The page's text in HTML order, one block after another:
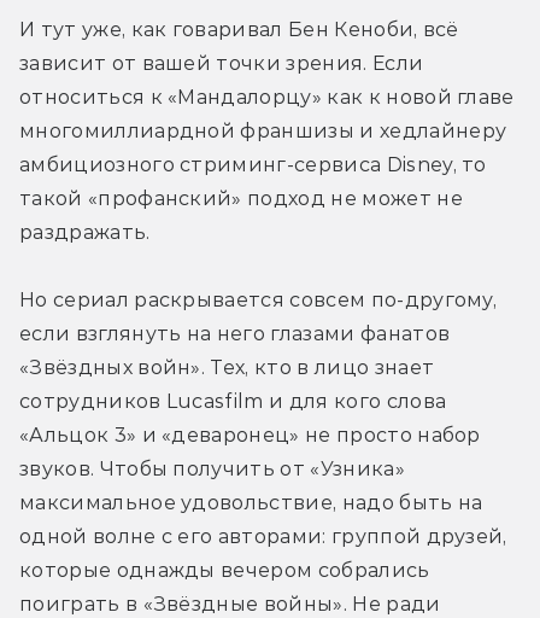
И тут уже, как говаривал Бен Кеноби, всё
зависит от вашей точки зрения. Если
относиться к «Мандалорцу» как к новой главе
многомиллиардной франшизы и хедлайнеру
амбициозного стриминг-сервиса Disney, то
такой «профанский» подход не может не
раздражать.
Но сериал раскрывается совсем по-другому,
если взглянуть на него глазами фанатов
«Звёздных войн». Тех, кто в лицо знает
сотрудников Lucasfilm и для кого слова
«Альцок 3» и «деваронец» не просто набор
звуков. Чтобы получить от «Узника»
максимальное удовольствие, надо быть на
одной волне с его авторами: группой друзей,
которые однажды вечером собрались
поиграть в «Звёздные войны». Не ради